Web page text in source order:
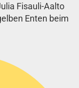
Fisauli-Aalto
Enten beim